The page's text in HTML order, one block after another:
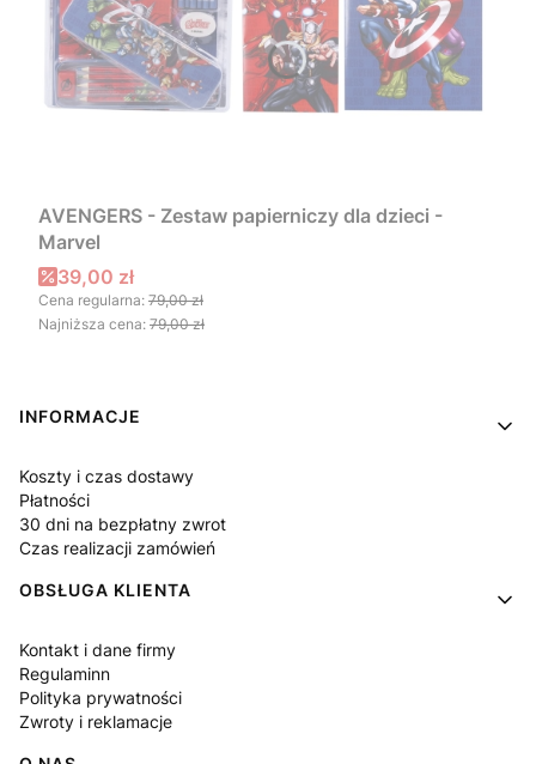
AVENGERS - Zestaw papierniczy dla dzieci -
Marvel
Cena promocyjna
39,00 zł
Cena regularna: 79,00 zł
Najniższa cena: 79,00 zł
Linki w stopce
INFORMACJE
Koszty i czas dostawy
Płatności
30 dni na bezpłatny zwrot
Czas realizacji zamówień
OBSŁUGA KLIENTA
Kontakt i dane firmy
Regulaminn
Polityka prywatności
Zwroty i reklamacje